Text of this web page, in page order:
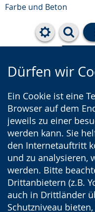
Farbe und Beton
Dürfen wir
Ein Cookie ist eine
Browser auf dem
jeweils zu einer
werden kann. Sie
den Internetauftritt
und zu analysieren,
werden. Bitte
Drittanbietern (z.B.
auch in Drittländer
Schutzniveau